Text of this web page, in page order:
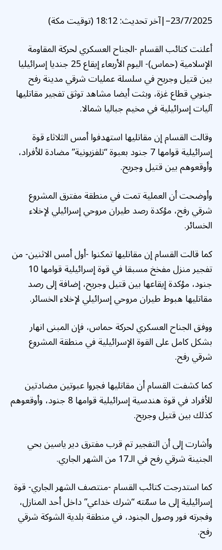
23/7/2025
–
|آخر تحديث:18:12 (توقيت مكة)
أعلنت كتائب القسام -الجناح العسكري لحركة المقاومة
الإسلامية (حماس)- اليوم الأربعاء إيقاع 25 جنديا إسرائيليا
بين قتيل وجريح في سلسلة عمليات شرقي مدينة رفح
جنوبي قطاع غزة، وبثت أيضا مشاهد توثق تفجير مقاتليها
آليات إسرائيلية في مخيم جباليا شمالا.
وقالت القسام إن مقاتليها استهدفوا أمس الثلاثاء قوة
إسرائيلية قوامها 7 جنود بعبوة “تلفزيونية” مضادة للأفراد،
وأوقعوهم بين قتيل وجريح.
وأوضحت أن العملية تمت في منطقة مفترق المشروع
شرقي رفح، مؤكدة رصد طيران مروحي إسرائيلي لإخلاء
الخسائر.
كما قالت القسام إن مقاتليها تمكنوا -أول أمس الاثنين- من
تفجير منزل مفخخ مسبقا في قوة إسرائيلية قوامها 10
جنود، مؤكدة إيقاعها بين قتيل وجريح، إضافة إلى رصد
مقاتليها هبوط طيران مروحي إسرائيلي لإخلاء الخسائر.
ووفق الجناح العسكري لحركة حماس، فإن المبنى انهار
بشكل كامل على القوة الإسرائيلية في منطقة المشروع
شرقي رفح.
كما كشفت القسام أن مقاتليها فجروا عبوتين مضادتين
للأفراد في قوة هندسية إسرائيلية قوامها 8 جنود، وأوقعوهم
كذلك بين قتيل وجريح.
وأشارت إلى أن التفجير تم قرب مفترق دير ياسين بحي
الجنينة شرقي رفح في الـ17 من الشهر الجاري.
كما استدرجت كتائب القسام -منتصف الشهر الجاري- قوة
إسرائيلية إلى ما سمّته “شرك خداعي” داخل أحد المنازل،
وفجرته فور وصول الجنود، في منطقة بلدية الشوكة شرقي
رفح.